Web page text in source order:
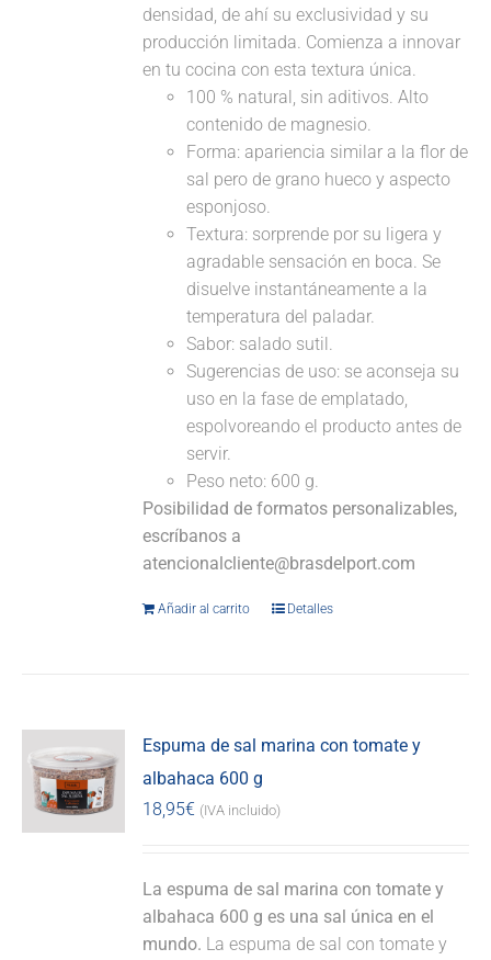
densidad, de ahí su exclusividad y su
producción limitada. Comienza a innovar
en tu cocina con esta textura única.
100 % natural, sin aditivos. Alto
contenido de magnesio.
Forma: apariencia similar a la flor de
sal pero de grano hueco y aspecto
esponjoso.
Textura: sorprende por su ligera y
agradable sensación en boca. Se
disuelve instantáneamente a la
temperatura del paladar.
Sabor: salado sutil.
Sugerencias de uso: se aconseja su
uso en la fase de emplatado,
espolvoreando el producto antes de
servir.
Peso neto: 600 g.
Posibilidad de formatos personalizables,
escríbanos a
atencionalcliente@brasdelport.com
Añadir al carrito Detalles
Espuma de sal marina con tomate y
albahaca 600 g
18,95€ (IVA incluido)
La espuma de sal marina con tomate y
albahaca 600 g es una sal única en el
mundo. La espuma de sal con tomate y